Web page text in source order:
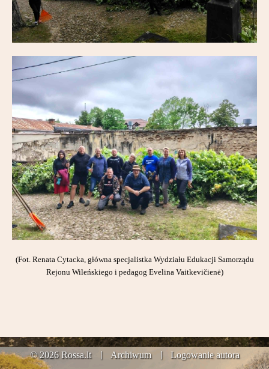
(Fot. Renata Cytacka, główna specjalistka Wydziału Edukacji Samorządu
Rejonu Wileńskiego i pedagog Evelina Vaitkevičienė)
© 2026 Rossa.lt Archiwum Logowanie autora